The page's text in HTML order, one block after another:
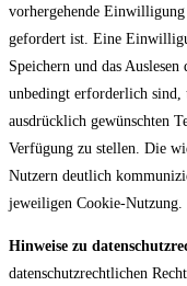
vorhergehende
gefordert ist. Eine
Speichern und das
unbedingt erforderlich sind,
ausdrücklich gewünschten
Verfügung zu stellen. Die
Nutzern deutlich
jeweiligen Cookie-Nutzung.
Hinweise zu
datenschutzrechtlichen